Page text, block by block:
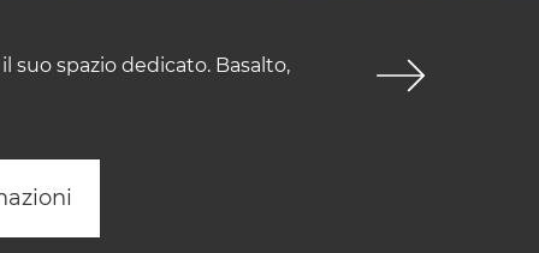
spazio dedicato. Basalto,